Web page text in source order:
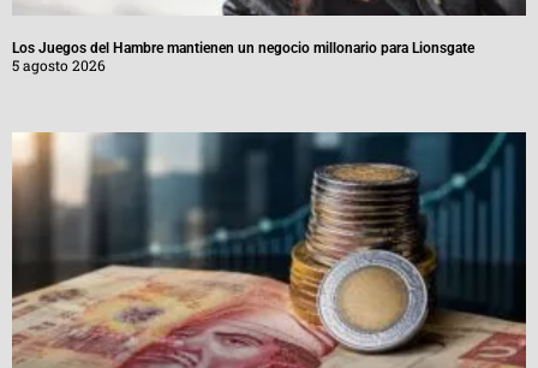
Los Juegos del Hambre mantienen un negocio millonario para Lionsgate
5 agosto 2026